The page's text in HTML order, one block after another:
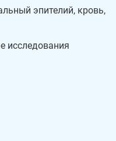
эпителий, кровь,
исследования